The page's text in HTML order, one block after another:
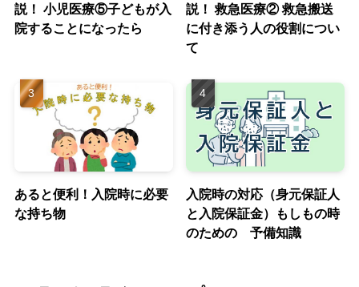
説！ 小児医療⑤子どもが入
院することになったら
説！ 救急医療② 救急搬送
に付き添う人の役割につい
て
あると便利！入院時に必要
な持ち物
入院時の対応（身元保証人
と入院保証金）もしもの時
のための 予備知識